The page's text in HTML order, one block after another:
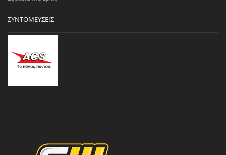
ΣΥΝΤΟΜΕΎΣΕΙΣ